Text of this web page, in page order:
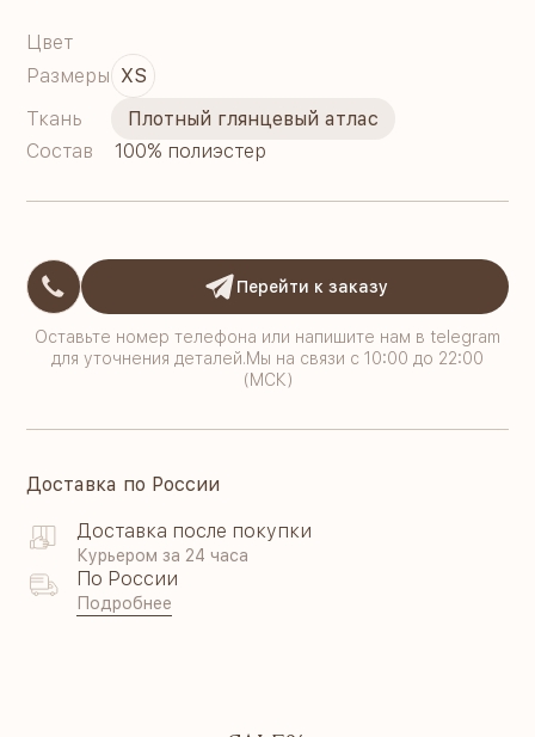
Цвет
Размеры XS
Ткань
Плотный глянцевый атлас
Состав
100% полиэстер
Перейти к заказу
Оставьте номер телефона или напишите нам в telegram
для уточнения деталей.Мы на связи с 10:00 до 22:00
(МСК)
Доставка по России
Доставка после покупки
Курьером за 24 часа
По России
Подробнее